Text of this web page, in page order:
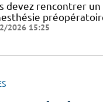
devez rencontrer
2026 15:25